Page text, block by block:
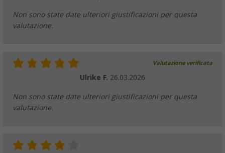
Non sono state date ulteriori giustificazioni per questa
valutazione.
Valutazione verificata
Ulrike F. 26.03.2026
Non sono state date ulteriori giustificazioni per questa
valutazione.